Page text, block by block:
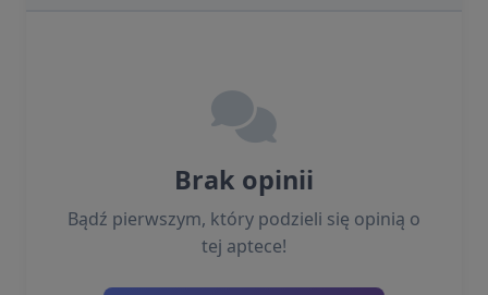
Brak opinii
Bądź pierwszym, który podzieli się opinią o
tej aptece!